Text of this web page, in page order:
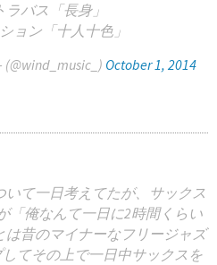
ラバス「長身」
ョン「十人十色」
October 1, 2014
て一日考えてたが、サックス
「俺なんて一日に2時間くらい
は昔のマイナーなフリージャズ
してその上で一日中サックスを